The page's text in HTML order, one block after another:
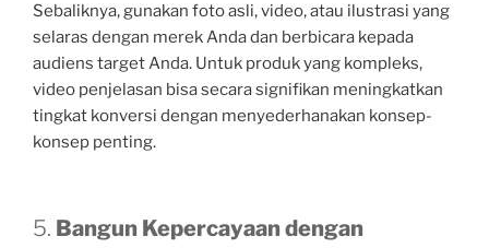
Sebaliknya, gunakan foto asli, video, atau ilustrasi yang
selaras dengan merek Anda dan berbicara kepada
audiens target Anda. Untuk produk yang kompleks,
video penjelasan bisa secara signifikan meningkatkan
tingkat konversi dengan menyederhanakan konsep-
konsep penting.
5. Bangun Kepercayaan dengan